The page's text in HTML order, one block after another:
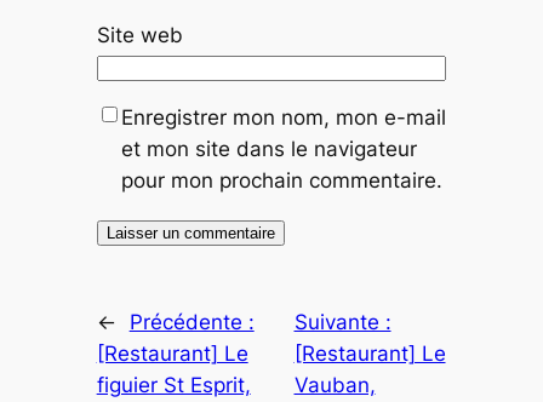
Site web
Enregistrer mon nom, mon e-mail
et mon site dans le navigateur
pour mon prochain commentaire.
←
Précédente :
[Restaurant] Le
figuier St Esprit,
Suivante :
[Restaurant] Le
Vauban,